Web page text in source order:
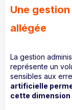
Une
allégée
La gestion
représente un
sensibles aux
artificielle
cette dimension